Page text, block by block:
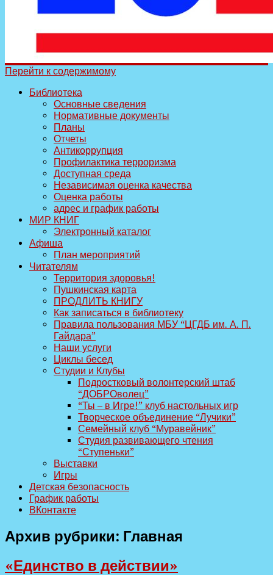
Перейти к содержимому
Библиотека
Основные сведения
Нормативные документы
Планы
Отчеты
Антикоррупция
Профилактика терроризма
Доступная среда
Независимая оценка качества
Оценка работы
адрес и график работы
МИР КНИГ
Электронный каталог
Афиша
План мероприятий
Читателям
Территория здоровья!
Пушкинская карта
ПРОДЛИТЬ КНИГУ
Как записаться в библиотеку
Правила пользования МБУ “ЦГДБ им. А. П.
Гайдара”
Наши услуги
Циклы бесед
Студии и Клубы
Подростковый волонтерский штаб
“ДОБРОволец”
“Ты – в Игре!” клуб настольных игр
Творческое объединение “Лучики”
Семейный клуб “Муравейник”
Студия развивающего чтения
“Ступеньки”
Выставки
Игры
Детская безопасность
График работы
ВКонтакте
Архив рубрики: Главная
«Единство в действии»